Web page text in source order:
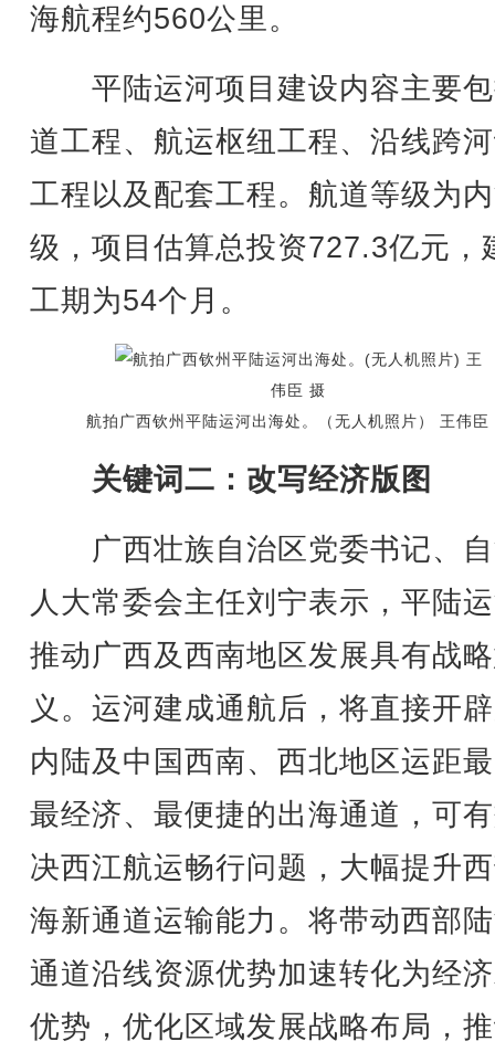
海航程约560公里。
平陆运河项目建设内容主要
道工程、航运枢纽工程、沿线跨
工程以及配套工程。航道等级为
级，项目估算总投资727.3亿元，
工期为54个月。
航拍广西钦州平陆运河出海处。（无人机照片） 王伟臣
关键词二：改写经济版图
广西壮族自治区党委书记、
人大常委会主任刘宁表示，平陆
推动广西及西南地区发展具有战
义。运河建成通航后，将直接开
内陆及中国西南、西北地区运距
最经济、最便捷的出海通道，可
决西江航运畅行问题，大幅提升
海新通道运输能力。将带动西部
通道沿线资源优势加速转化为经
优势，优化区域发展战略布局，